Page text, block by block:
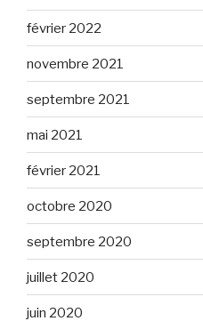
février 2022
novembre 2021
septembre 2021
mai 2021
février 2021
octobre 2020
septembre 2020
juillet 2020
juin 2020